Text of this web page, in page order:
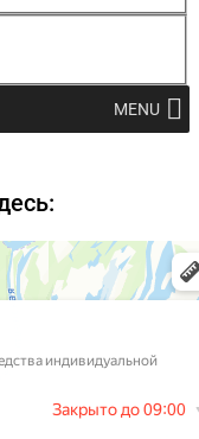
MENU